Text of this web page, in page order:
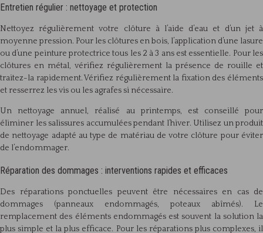
Entretien régulier : nettoyage et protection
Nettoyez régulièrement votre clôture à l’aide d’eau et d’un jet à
moyenne pression. Pour les clôtures en bois, l’application d’une lasure
ou d’une peinture protectrice tous les 2 à 3 ans est essentielle. Pour les
clôtures en métal, vérifiez régulièrement la présence de rouille et
traitez-la rapidement. Vérifiez régulièrement la fixation des éléments
et resserrez les vis ou les agrafes si nécessaire.
Un nettoyage annuel, réalisé au printemps, est conseillé pour
éliminer les salissures accumulées pendant l’hiver. Utilisez un produit
de nettoyage adapté au type de matériau de votre clôture pour éviter
de l’endommager.
Réparation des dommages : interventions rapides et efficaces
Des réparations ponctuelles peuvent être nécessaires en cas de
dommages (panneaux endommagés, poteaux abîmés). Le
remplacement des éléments endommagés est souvent la solution la
plus simple et la plus efficace. Pour les réparations plus complexes, il